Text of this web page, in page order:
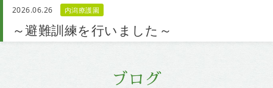
ブログ
2026.06.26 内潟療護園
～避難訓練を行いました～